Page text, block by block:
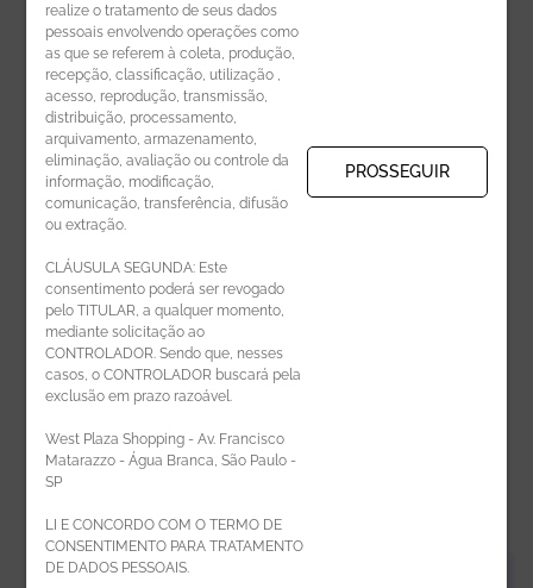
realize o tratamento de seus dados
pessoais envolvendo operações como
as que se referem à coleta, produção,
recepção, classificação, utilização ,
acesso, reprodução, transmissão,
distribuição, processamento,
arquivamento, armazenamento,
eliminação, avaliação ou controle da
informação, modificação,
comunicação, transferência, difusão
ou extração.
CLÁUSULA SEGUNDA: Este
consentimento poderá ser revogado
pelo TITULAR, a qualquer momento,
mediante solicitação ao
CONTROLADOR. Sendo que, nesses
casos, o CONTROLADOR buscará pela
exclusão em prazo razoável.
West Plaza Shopping - Av. Francisco
Matarazzo - Água Branca, São Paulo -
SP
LI E CONCORDO COM O TERMO DE
CONSENTIMENTO PARA TRATAMENTO
DE DADOS PESSOAIS.
PROSSEGUIR
CADASTRE-SE
Receba novidades por e-mail:
CADASTRAR